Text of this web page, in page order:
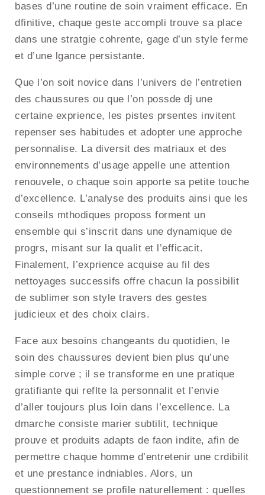
bases d’une routine de soin vraiment efficace. En
dfinitive, chaque geste accompli trouve sa place
dans une stratgie cohrente, gage d’un style ferme
et d’une lgance persistante.
Que l’on soit novice dans l’univers de l’entretien
des chaussures ou que l’on possde dj une
certaine exprience, les pistes prsentes invitent
repenser ses habitudes et adopter une approche
personnalise. La diversit des matriaux et des
environnements d’usage appelle une attention
renouvele, o chaque soin apporte sa petite touche
d’excellence. L’analyse des produits ainsi que les
conseils mthodiques proposs forment un
ensemble qui s’inscrit dans une dynamique de
progrs, misant sur la qualit et l’efficacit.
Finalement, l’exprience acquise au fil des
nettoyages successifs offre chacun la possibilit
de sublimer son style travers des gestes
judicieux et des choix clairs.
Face aux besoins changeants du quotidien, le
soin des chaussures devient bien plus qu’une
simple corve ; il se transforme en une pratique
gratifiante qui reflte la personnalit et l’envie
d’aller toujours plus loin dans l’excellence. La
dmarche consiste marier subtilit, technique
prouve et produits adapts de faon indite, afin de
permettre chaque homme d’entretenir une crdibilit
et une prestance indniables. Alors, un
questionnement se profile naturellement : quelles